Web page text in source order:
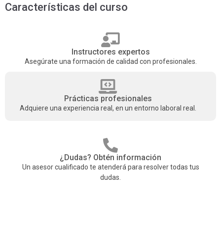
Características del curso
Instructores expertos
Asegúrate una formación de calidad con profesionales.
Prácticas profesionales
Adquiere una experiencia real, en un entorno laboral real.
¿Dudas? Obtén información
Un asesor cualificado te atenderá para resolver todas tus
dudas.